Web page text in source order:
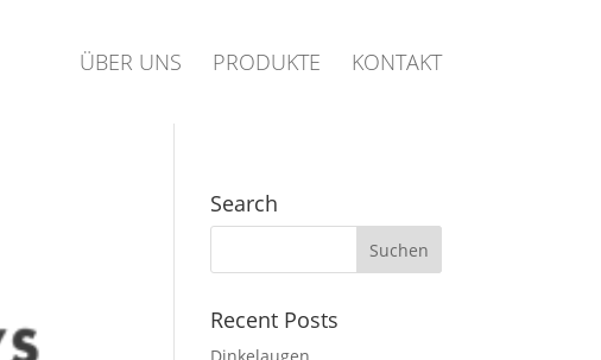
ÜBER UNS PRODUKTE KONTAKT
Search
Recent Posts